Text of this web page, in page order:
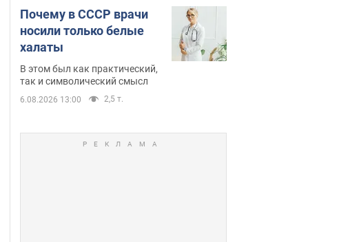
Почему в СССР врачи
носили только белые
халаты
В этом был как практический,
так и символический смысл
6.08.2026 13:00 2,5 т.